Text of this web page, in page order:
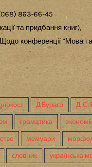
(068) 863-66-45
та придбання книг),
конференції "Мова
Д.Бураго Д. С.
граматика
мемуари
словник українська